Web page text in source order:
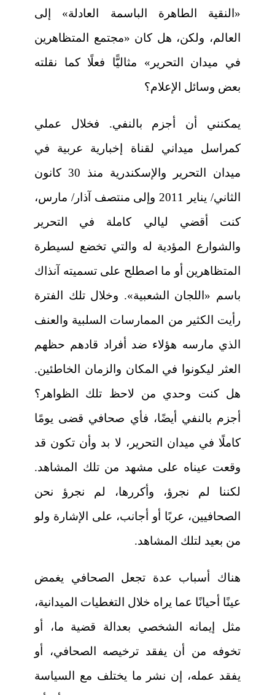
«النقية الطاهرة الباسمة العادلة» إلى
العالم، ولكن، هل كان «مجتمع المتظاهرين
في ميدان التحرير» مثاليًّا فعلًا كما نقلته
بعض وسائل الإعلام؟
يمكنني أن أجزم بالنفي. فخلال عملي
كمراسل ميداني لقناة إخبارية عربية في
ميدان التحرير والإسكندرية منذ 30 كانون
الثاني/ يناير 2011 وإلى منتصف آذار/ مارس،
كنت أقضي ليالي كاملة في التحرير
والشوارع المؤدية له والتي تخضع لسيطرة
المتظاهرين أو ما اصطلح على تسميته آنذاك
باسم «اللجان الشعبية». وخلال تلك الفترة
رأيت الكثير من الممارسات السلبية والعنف
الذي مارسه هؤلاء ضد أفراد قادهم حظهم
العثر ليكونوا في المكان والزمان الخاطئين.
هل كنت وحدي من لاحظ تلك الظواهر؟
أجزم بالنفي أيضًا، فأي صحافي قضى يومًا
كاملًا في ميدان التحرير، لا بد وأن تكون قد
وقعت عيناه على مشهد من تلك المشاهد.
لكننا لم نجرؤ، وأكررها، لم نجرؤ نحن
الصحافيين، عربًا أو أجانب، على الإشارة ولو
من بعيد لتلك المشاهد.
هناك أسباب عدة تجعل الصحافي يغمض
عينًا أحيانًا عما يراه خلال التغطيات الميدانية،
مثل إيمانه الشخصي بعدالة قضية ما، أو
تخوفه من أن يفقد ترخيصه الصحافي، أو
يفقد عمله، إن نشر ما يختلف مع السياسة